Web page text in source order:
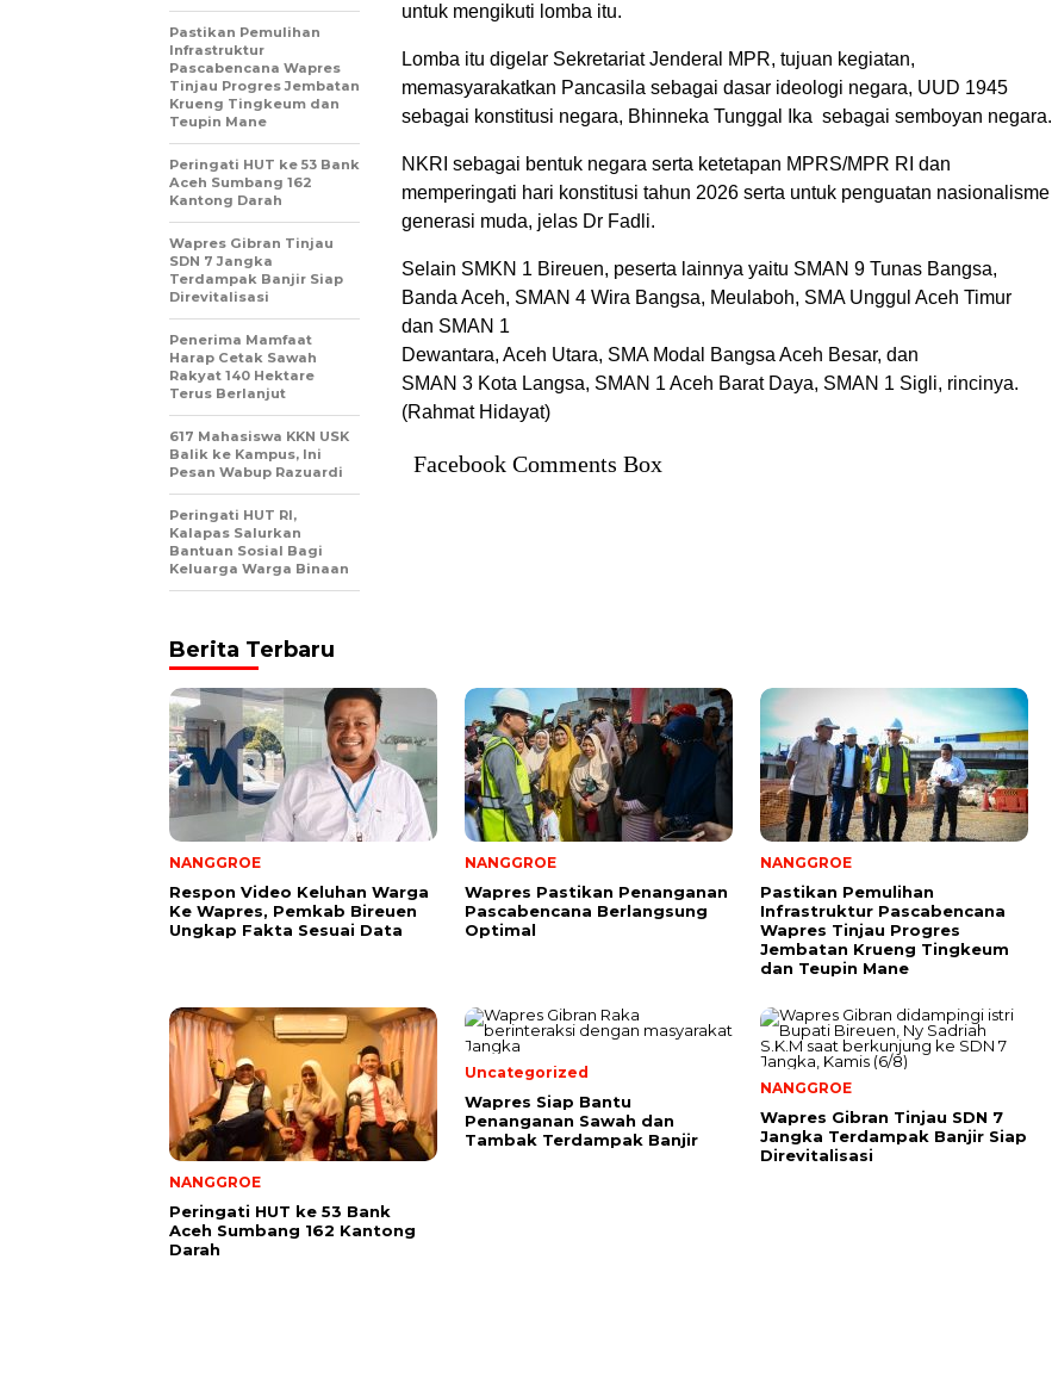
untuk mengikuti lomba itu.
Lomba itu digelar Sekretariat Jenderal MPR, tujuan kegiatan,
memasyarakatkan Pancasila sebagai dasar ideologi negara, UUD 1945
sebagai konstitusi negara, Bhinneka Tunggal Ika sebagai semboyan negara.
NKRI sebagai bentuk negara serta ketetapan MPRS/MPR RI dan
memperingati hari konstitusi tahun 2026 serta untuk penguatan nasionalisme
generasi muda, jelas Dr Fadli.
Selain SMKN 1 Bireuen, peserta lainnya yaitu SMAN 9 Tunas Bangsa,
Banda Aceh, SMAN 4 Wira Bangsa, Meulaboh, SMA Unggul Aceh Timur
dan SMAN 1
Dewantara, Aceh Utara, SMA Modal Bangsa Aceh Besar, dan
SMAN 3 Kota Langsa, SMAN 1 Aceh Barat Daya, SMAN 1 Sigli, rincinya.
(Rahmat Hidayat)
Facebook Comments Box
Pastikan Pemulihan
Infrastruktur
Pascabencana Wapres
Tinjau Progres Jembatan
Krueng Tingkeum dan
Teupin Mane
Peringati HUT ke 53 Bank
Aceh Sumbang 162
Kantong Darah
Wapres Gibran Tinjau
SDN 7 Jangka
Terdampak Banjir Siap
Direvitalisasi
Penerima Mamfaat
Harap Cetak Sawah
Rakyat 140 Hektare
Terus Berlanjut
617 Mahasiswa KKN USK
Balik ke Kampus, Ini
Pesan Wabup Razuardi
Peringati HUT RI,
Kalapas Salurkan
Bantuan Sosial Bagi
Keluarga Warga Binaan
Berita Terbaru
NANGGROE
Respon Video Keluhan Warga
Ke Wapres, Pemkab Bireuen
Ungkap Fakta Sesuai Data
NANGGROE
Wapres Pastikan Penanganan
Pascabencana Berlangsung
Optimal
NANGGROE
Pastikan Pemulihan
Infrastruktur Pascabencana
Wapres Tinjau Progres
Jembatan Krueng Tingkeum
dan Teupin Mane
NANGGROE
Peringati HUT ke 53 Bank
Aceh Sumbang 162 Kantong
Darah
Uncategorized
Wapres Siap Bantu
Penanganan Sawah dan
Tambak Terdampak Banjir
NANGGROE
Wapres Gibran Tinjau SDN 7
Jangka Terdampak Banjir Siap
Direvitalisasi